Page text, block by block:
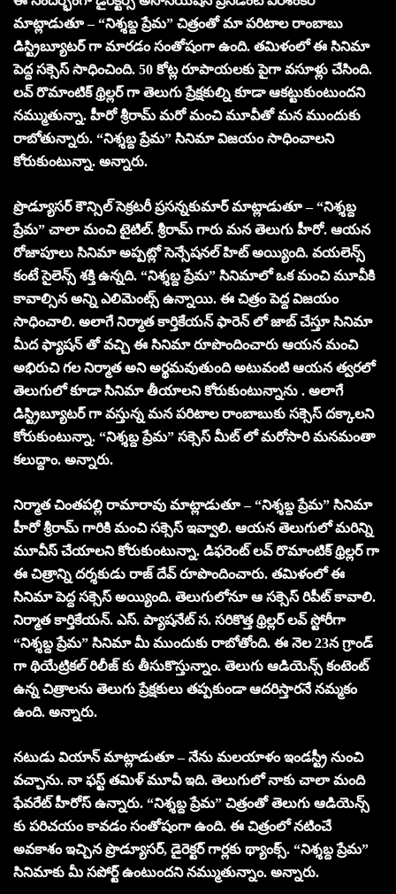
మాట్లాడుతూ – “నిశ్శబ్ద ప్రేమ” చిత్రంతో మా పరిటాల రాంబాబు
డిస్ట్రిబ్యూటర్ గా మారడం సంతోషంగా ఉంది. తమిళంలో ఈ సినిమా
పెద్ద సక్సెస్ సాధించింది. 50 కోట్ల రూపాయలకు పైగా వసూళ్లు చేసింది.
లవ్ రొమాంటిక్ థ్రిల్లర్ గా తెలుగు ప్రేక్షకుల్ని కూడా ఆకట్టుకుంటుందని
నమ్ముతున్నా. హీరో శ్రీరామ్ మరో మంచి మూవీతో మన ముందుకు
రాబోతున్నారు. “నిశ్శబ్ద ప్రేమ” సినిమా విజయం సాధించాలని
కోరుకుంటున్నా. అన్నారు.
ప్రొడ్యూసర్ కౌన్సిల్ సెక్రటరీ ప్రసన్నకుమార్ మాట్లాడుతూ – “నిశ్శబ్ద
ప్రేమ” చాలా మంచి టైటిల్. శ్రీరామ్ గారు మన తెలుగు హీరో. ఆయన
రోజాపూలు సినిమా అప్పట్లో సెన్సేషనల్ హిట్ అయ్యింది. వయలెన్స్
కంటే సైలెన్స్ శక్తి ఉన్నది. “నిశ్శబ్ద ప్రేమ” సినిమాలో ఒక మంచి మూవీకి
కావాల్సిన అన్ని ఎలిమెంట్స్ ఉన్నాయి. ఈ చిత్రం పెద్ద విజయం
సాధించాలి. అలాగే నిర్మాత కార్తికేయన్ ఫారెన్ లో జాబ్ చేస్తూ సినిమా
మీద ఫ్యాషన్ తో వచ్చి ఈ సినిమా రూపొందించారు ఆయన మంచి
అభిరుచి గల నిర్మాత అని అర్థమవుతుంది అటువంటి ఆయన త్వరలో
తెలుగులో కూడా సినిమా తీయాలని కోరుకుంటున్నాను . అలాగే
డిస్ట్రిబ్యూటర్ గా వస్తున్న మన పరిటాల రాంబాబుకు సక్సెస్ దక్కాలని
కోరుకుంటున్నా. “నిశ్శబ్ద ప్రేమ” సక్సెస్ మీట్ లో మరోసారి మనమంతా
కలుద్దాం. అన్నారు.
నిర్మాత చింతపల్లి రామారావు మాట్లాడుతూ – “నిశ్శబ్ద ప్రేమ” సినిమా
హీరో శ్రీరామ్ గారికి మంచి సక్సెస్ ఇవ్వాలి. ఆయన తెలుగులో మరిన్ని
మూవీస్ చేయాలని కోరుకుంటున్నా. డిఫరెంట్ లవ్ రొమాంటిక్ థ్రిల్లర్ గా
ఈ చిత్రాన్ని దర్శకుడు రాజ్ దేవ్ రూపొందించారు. తమిళంలో ఈ
సినిమా పెద్ద సక్సెస్ అయ్యింది. తెలుగులోనూ ఆ సక్సెస్ రిపీట్ కావాలి.
నిర్మాత కార్తికేయన్. ఎస్. ప్యాషనేట్ స. సరికొత్త థ్రిల్లర్ లవ్ స్టోరీగా
“నిశ్శబ్ద ప్రేమ” సినిమా మీ ముందుకు రాబోతోంది. ఈ నెల 23న గ్రాండ్
గా థియేట్రికల్ రిలీజ్ కు తీసుకొస్తున్నాం. తెలుగు ఆడియెన్స్ కంటెంట్
ఉన్న చిత్రాలను తెలుగు ప్రేక్షకులు తప్పకుండా ఆదరిస్తారనే నమ్మకం
ఉంది. అన్నారు.
నటుడు వియాన్ మాట్లాడుతూ – నేను మలయాళం ఇండస్ట్రీ నుంచి
వచ్చాను. నా ఫస్ట్ తమిళ్ మూవీ ఇది. తెలుగులో నాకు చాలా మంది
ఫేవరేట్ హీరోస్ ఉన్నారు. “నిశ్శబ్ద ప్రేమ” చిత్రంతో తెలుగు ఆడియెన్స్
కు పరిచయం కావడం సంతోషంగా ఉంది. ఈ చిత్రంలో నటించే
అవకాశం ఇచ్చిన ప్రొడ్యూసర్, డైరెక్టర్ గార్లకు థ్యాంక్స్. “నిశ్శబ్ద ప్రేమ”
సినిమాకు మీ సపోర్ట్ ఉంటుందని నమ్ముతున్నాం. అన్నారు.